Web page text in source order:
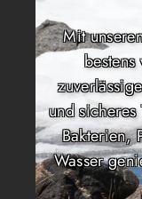
Mit
und sicheres
Bakterien,
Wasser